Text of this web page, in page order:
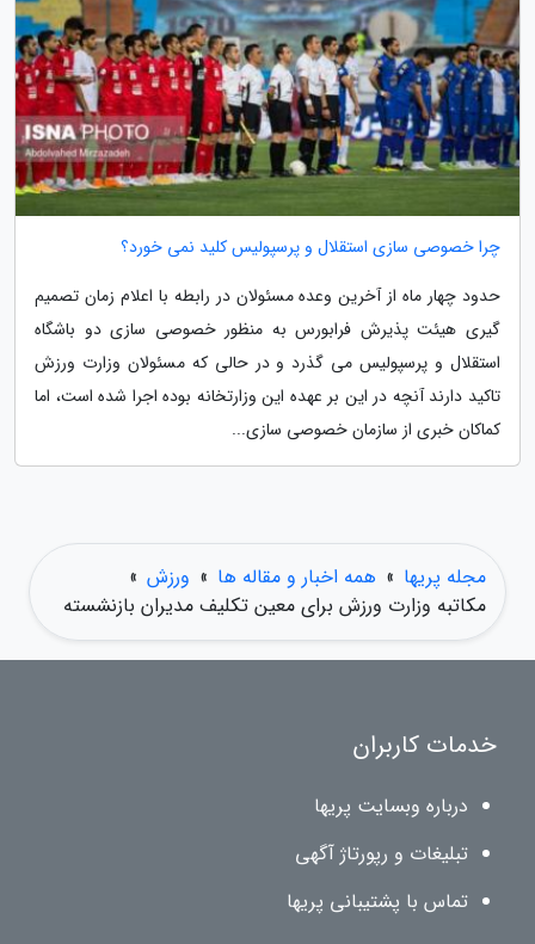
چرا خصوصی سازی استقلال و پرسپولیس کلید نمی خورد؟
حدود چهار ماه از آخرین وعده مسئولان در رابطه با اعلام زمان تصمیم
گیری هیئت پذیرش فرابورس به منظور خصوصی سازی دو باشگاه
استقلال و پرسپولیس می گذرد و در حالی که مسئولان وزارت ورزش
تاکید دارند آنچه در این بر عهده این وزارتخانه بوده اجرا شده است، اما
کماکان خبری از سازمان خصوصی سازی...
مجله پریها » همه اخبار و مقاله ها » ورزش »
مکاتبه وزارت ورزش برای معین تکلیف مدیران بازنشسته
خدمات کاربران
درباره وبسایت پریها
تبلیغات و رپورتاژ آگهی
تماس با پشتیبانی پریها